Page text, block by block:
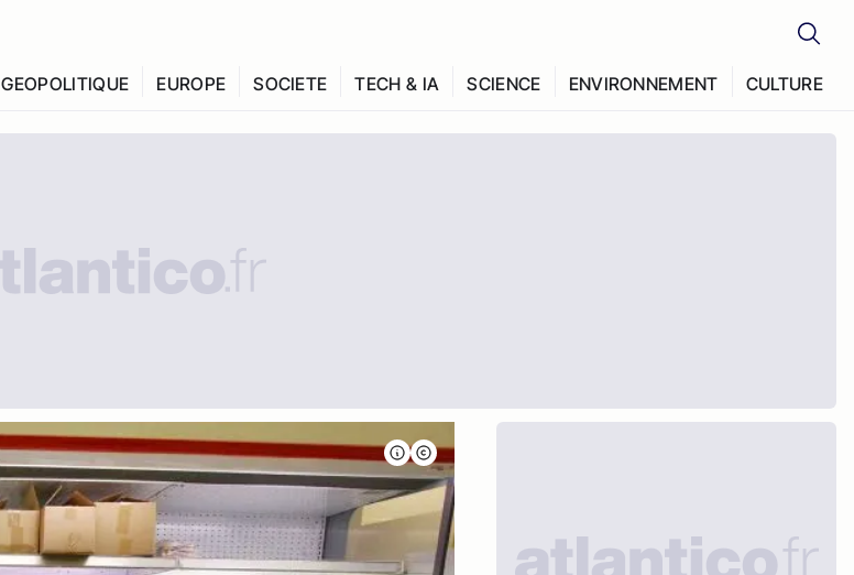
GEOPOLITIQUE EUROPE SOCIETE TECH & IA SCIENCE ENVIRONNEMENT CULTURE